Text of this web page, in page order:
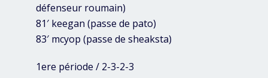
défenseur roumain)
81′ keegan (passe de pato)
83′ mcyop (passe de sheaksta)
1ere période / 2-3-2-3